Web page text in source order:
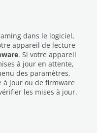
dans le logiciel,
appareil de lecture
. Si votre appareil
à jour en attente,
des paramètres,
à jour ou de firmware
les mises à jour.